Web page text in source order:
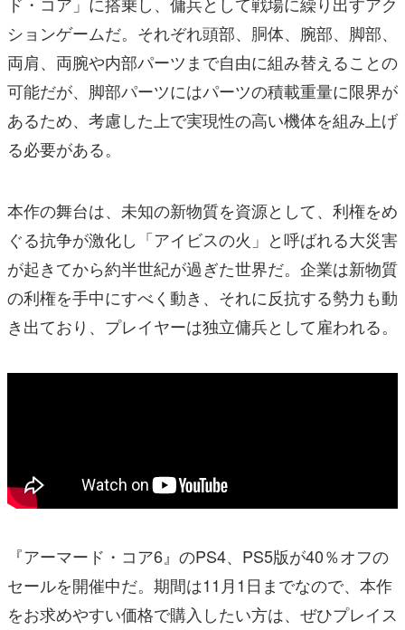
ションゲームだ。それぞれ頭部、胴体、腕部、脚部、
両肩、両腕や内部パーツまで自由に組み替えることの
可能だが、脚部パーツにはパーツの積載重量に限界が
あるため、考慮した上で実現性の高い機体を組み上げ
る必要がある。
本作の舞台は、未知の新物質を資源として、利権をめ
ぐる抗争が激化し「アイビスの火」と呼ばれる大災害
が起きてから約半世紀が過ぎた世界だ。企業は新物質
の利権を手中にすべく動き、それに反抗する勢力も動
き出ており、プレイヤーは独立傭兵として雇われる。
『アーマード・コア6』のPS4、PS5版が40％オフの
セールを開催中だ。期間は11月1日までなので、本作
をお求めやすい価格で購入したい方は、ぜひプレイス